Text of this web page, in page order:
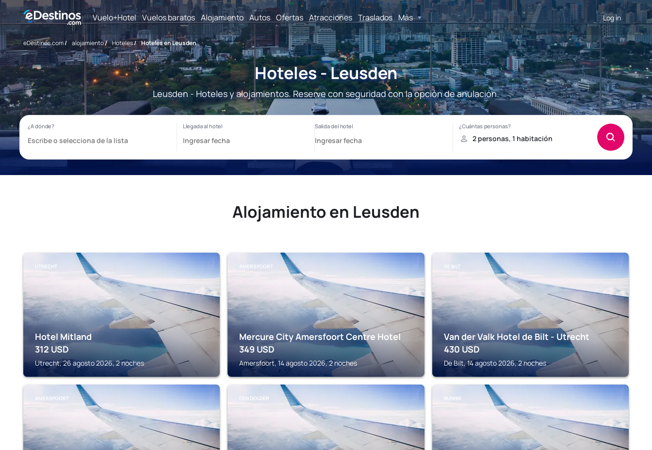
Vuelo+Hotel Vuelos baratos Alojamiento Autos Ofertas Atracciones Traslados Más Log in
eDestinos.com/ alojamiento/ Hoteles/ Hoteles en Leusden
Hoteles - Leusden
Leusden - Hoteles y alojamientos. Reserve con seguridad con la opción de anulación.
Alojamiento en Leusden
UTRECHT
Hotel Mitland
312 USD
Utrecht, 26 agosto 2026, 2 noches
AMERSFOORT
Mercure City Amersfoort Centre Hotel
349 USD
Amersfoort, 14 agosto 2026, 2 noches
DE BILT
Van der Valk Hotel de Bilt - Utrecht
430 USD
De Bilt, 14 agosto 2026, 2 noches
AMERSFOORT DEN DOLDER BUNNIK